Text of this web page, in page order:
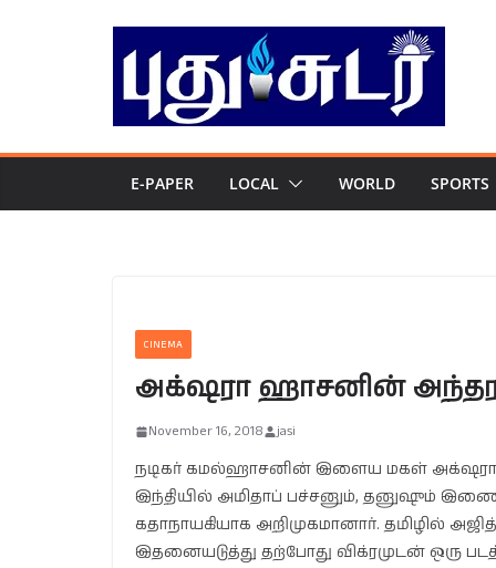
E-PAPER LOCAL WORLD SPORTS
CINEMA
அக்‌ஷரா ஹாசனின்
November 16, 2018 jasi
நடிகர் கமல்ஹாசனின் இளைய மகள்
இந்தியில் அமிதாப் பச்சனும், தனுஷும்
கதாநாயகியாக அறிமுகமானார். தமிழில் அஜித்
இதனையடுத்து தற்போது விக்ரமுடன் ஒரு